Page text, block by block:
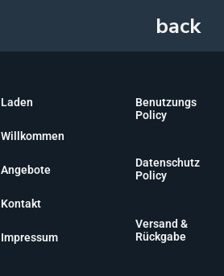
Laden
Willkommen
Angebote
Kontakt
Impressum
Benutzungs
Policy
Datenschutz
Policy
Versand &
Rückgabe